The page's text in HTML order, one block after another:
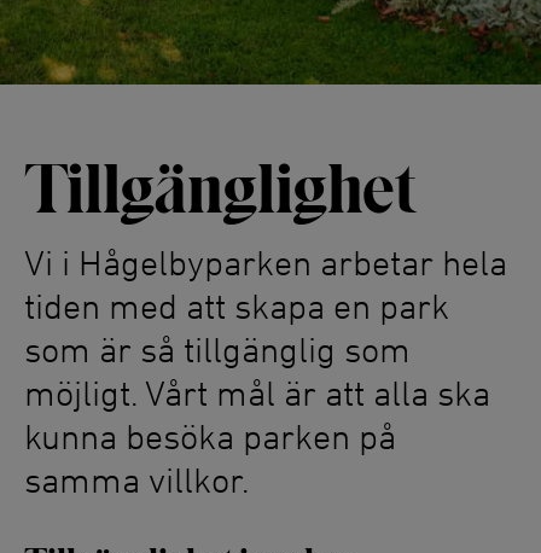
Tillgänglighet
Vi i Hågelbyparken arbetar hela
tiden med att skapa en park
som är så tillgänglig som
möjligt. Vårt mål är att alla ska
kunna besöka parken på
samma villkor.